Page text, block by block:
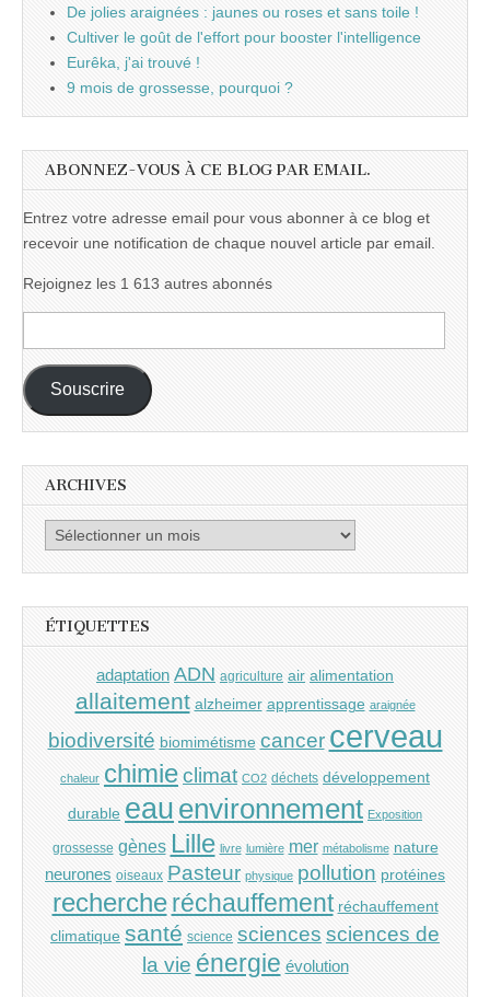
De jolies araignées : jaunes ou roses et sans toile !
Cultiver le goût de l'effort pour booster l'intelligence
Eurêka, j'ai trouvé !
9 mois de grossesse, pourquoi ?
ABONNEZ-VOUS À CE BLOG PAR EMAIL.
Entrez votre adresse email pour vous abonner à ce blog et
recevoir une notification de chaque nouvel article par email.
Rejoignez les 1 613 autres abonnés
e-
mail :
Souscrire
ARCHIVES
Archives
ÉTIQUETTES
adaptation ADN agriculture air alimentation
allaitement alzheimer apprentissage araignée
biodiversité biomimétisme cancer cerveau
chaleur chimieclimat CO2 déchets développement
durable eau environnement Exposition
grossesse gènes Lille livre lumière mer métabolisme nature
neurones oiseaux Pasteur physique pollution protéines
recherche réchauffement réchauffement
climatique santé science sciences sciences de
la vie énergie évolution